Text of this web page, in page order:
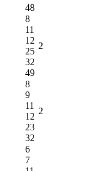
48
8
11
12
25
32
49
2
8
9
11
12
23
32
2
6
7